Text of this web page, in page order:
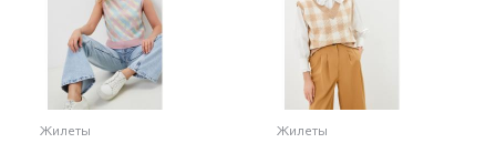
Жилеты Жилеты